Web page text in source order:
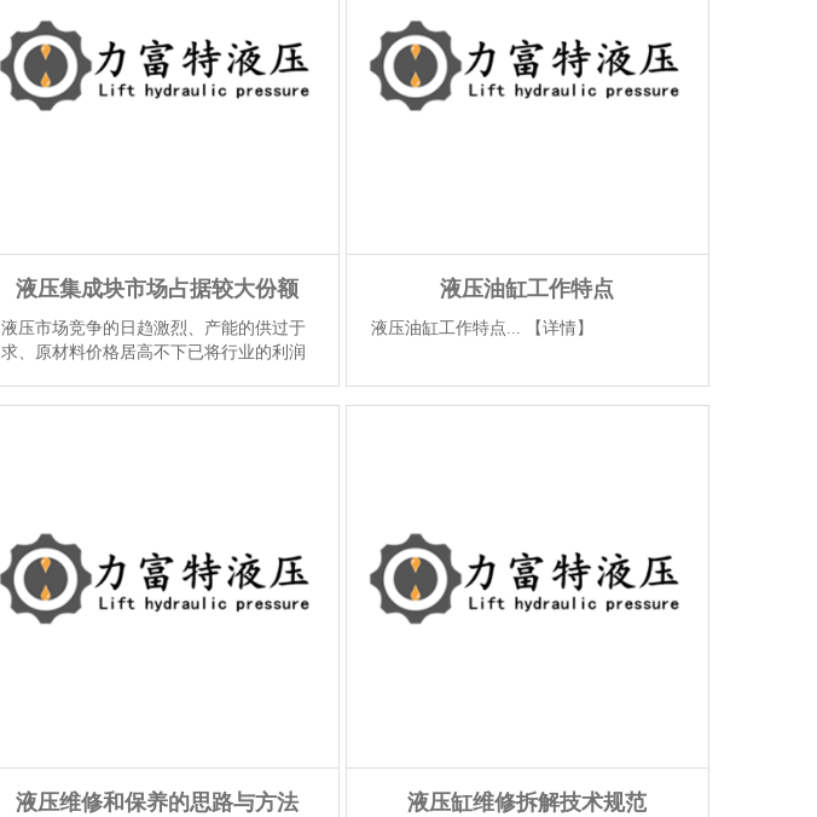
液压集成块市场占据较大份额
液压市场竞争的日趋激烈、产能的供过于
求、原材料价格居高不下已将行业的利润
注产品的总使用成本，质量低劣、技术含
液压油缸工作特点
液压油缸工作特点... 【详情】
液压维修和保养的思路与方法 液压缸维修拆解技术规范